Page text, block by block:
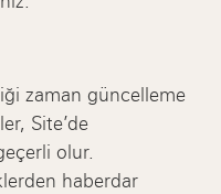
zaman güncelleme
Site’de
olur.
haberdar